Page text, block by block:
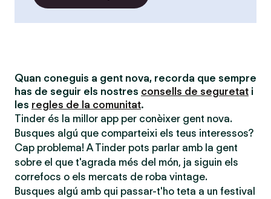
Quan coneguis a gent nova, recorda que sempre
has de seguir els nostres consells de seguretat i
les regles de la comunitat.
Tinder és la millor app per conèixer gent nova.
Busques algú que comparteixi els teus interessos?
Cap problema! A Tinder pots parlar amb la gent
sobre el que t'agrada més del món, ja siguin els
correfocs o els mercats de roba vintage.
Busques algú amb qui passar-t'ho teta a un festival